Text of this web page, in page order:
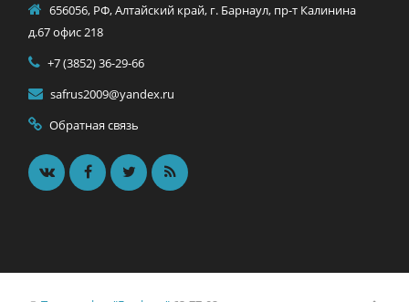
656056, РФ, Алтайский край, г. Барнаул, пр-т Калинина
д.67 офис 218
+7 (3852) 36-29-66
safrus2009@yandex.ru
Обратная связь